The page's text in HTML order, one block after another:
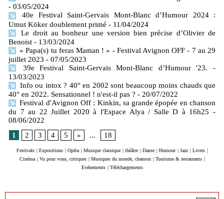
- 03/05/2024
40e Festival Saint-Gervais Mont-Blanc d’Humour 2024 :
Umut Köker doublement primé - 11/04/2024
Le droit au bonheur une version bien précise d’Olivier de
Benoist - 13/03/2024
« Papa(s) tu feras Maman ! » - Festival Avignon OFF - 7 au 29
juillet 2023 - 07/05/2023
39e Festival Saint-Gervais Mont-Blanc d’Humour '23.
-
13/03/2023
Info ou intox ? 40° en 2002 sont beaucoup moins chauds que
40° en 2022. Sensationnel ! n'est-il pas ? - 20/07/2022
Festival d'Avignon Off : Kinkin, sa grande épopée en chanson
du 7 au 22 Juillet 2020 à l'Espace Alya / Salle D à 16h25 -
08/06/2022
1
2 3 4 5 » ... 18
Festivals | Expositions | Opéra | Musique classique | théâtre | Danse | Humour | Jazz | Livres |
Cinéma | Vu pour vous, critiques | Musiques du monde, chanson | Tourisme & restaurants |
Evénements | Téléchargements